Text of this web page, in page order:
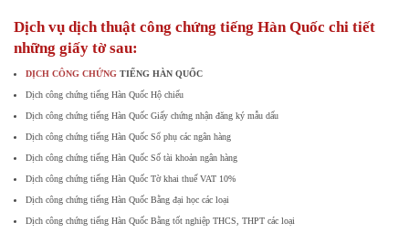
Dịch vụ dịch thuật công chứng tiếng Hàn Quốc chi tiết
những giấy tờ sau:
DỊCH CÔNG CHỨNG TIẾNG HÀN QUỐC
Dịch công chứng tiếng Hàn Quốc Hộ chiếu
Dịch công chứng tiếng Hàn Quốc Giấy chứng nhận đăng ký mẫu dấu
Dịch công chứng tiếng Hàn Quốc Sổ phụ các ngân hàng
Dịch công chứng tiếng Hàn Quốc Số tài khoản ngân hàng
Dịch công chứng tiếng Hàn Quốc Tờ khai thuế VAT 10%
Dịch công chứng tiếng Hàn Quốc Bằng đại học các loại
Dịch công chứng tiếng Hàn Quốc Bằng tốt nghiệp THCS, THPT các loại